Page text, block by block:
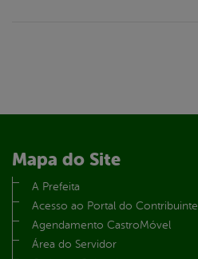
Mapa do Site
A Prefeita
Acesso ao Portal do Contribuinte
Agendamento CastroMóvel
Área do Servidor